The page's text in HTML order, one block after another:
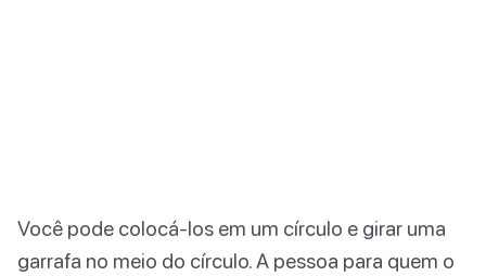
Você pode colocá-los em um círculo e girar uma
garrafa no meio do círculo. A pessoa para quem o